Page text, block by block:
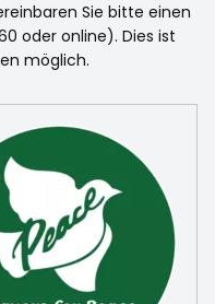
Sie bitte einen
oder online). Dies ist
möglich.